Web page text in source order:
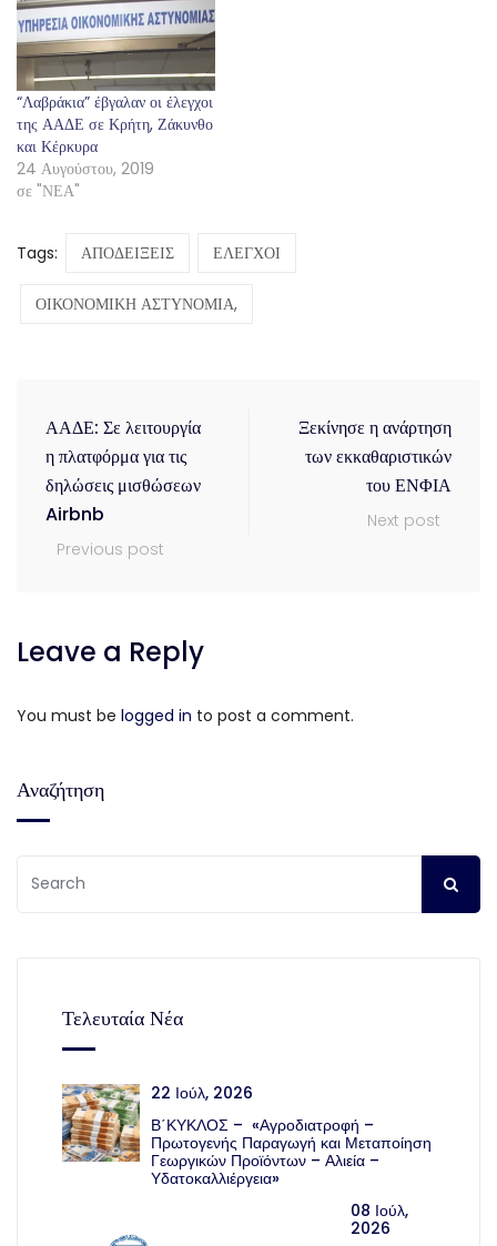
“Λαβράκια” έβγαλαν οι έλεγχοι
της ΑΑΔΕ σε Κρήτη, Ζάκυνθο
και Κέρκυρα
24 Αυγούστου, 2019
σε "ΝΕΑ"
Tags: ΑΠΟΔΕΙΞΕΙΣ ΕΛΕΓΧΟΙ
ΟΙΚΟΝΟΜΙΚΗ ΑΣΤΥΝΟΜΙΑ,
ΑΑΔΕ: Σε λειτουργία
η πλατφόρμα για τις
δηλώσεις μισθώσεων
Airbnb
Previous post
Ξεκίνησε η ανάρτηση
των εκκαθαριστικών
του ΕΝΦΙΑ
Next post
Leave a Reply
You must be logged in to post a comment.
Αναζήτηση
Τελευταία Νέα
22 Ιούλ, 2026
Β΄ΚΥΚΛΟΣ – «Αγροδιατροφή –
Πρωτογενής Παραγωγή και Μεταποίηση
Γεωργικών Προϊόντων – Αλιεία –
Υδατοκαλλιέργεια»
08 Ιούλ,
2026